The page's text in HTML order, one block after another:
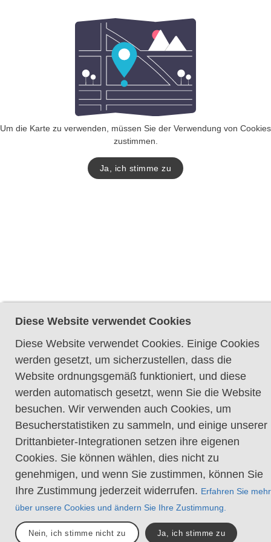
Um die Karte zu verwenden, müssen Sie der Verwendung von Cookies
zustimmen.
Ja, ich stimme zu
Diese Website verwendet Cookies
Diese Website verwendet Cookies. Einige Cookies
werden gesetzt, um sicherzustellen, dass die
Website ordnungsgemäß funktioniert, und diese
werden automatisch gesetzt, wenn Sie die Website
besuchen. Wir verwenden auch Cookies, um
Besucherstatistiken zu sammeln, und einige unserer
Drittanbieter-Integrationen setzen ihre eigenen
Cookies. Sie können wählen, dies nicht zu
genehmigen, und wenn Sie zustimmen, können Sie
Ihre Zustimmung jederzeit widerrufen. Erfahren Sie mehr
über unsere Cookies und ändern Sie Ihre Zustimmung.
Nein, ich stimme nicht zu Ja, ich stimme zu